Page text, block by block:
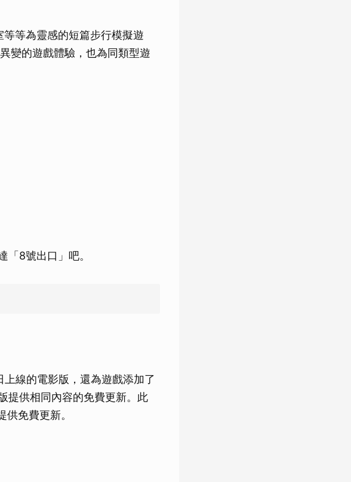
等等為靈感的短篇步行模擬遊
變的遊戲體驗，也為同類型遊
「8號出口」吧。
線的電影版，還為遊戲添加了
提供相同內容的免費更新。此
免費更新。